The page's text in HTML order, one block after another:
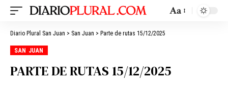
Aa
Diario Plural San Juan > San Juan > Parte de rutas 15/12/2025
SAN JUAN
PARTE DE RUTAS 15/12/2025